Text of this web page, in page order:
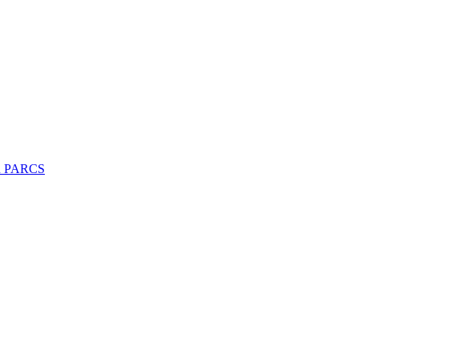
PARCS